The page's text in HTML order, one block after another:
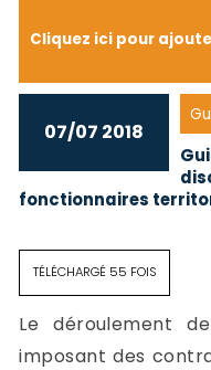
Cliquez ici pour
07/07 2018
fonctionnaires
TÉLÉCHARGÉ 55 FOIS
Le déroulement
imposant des